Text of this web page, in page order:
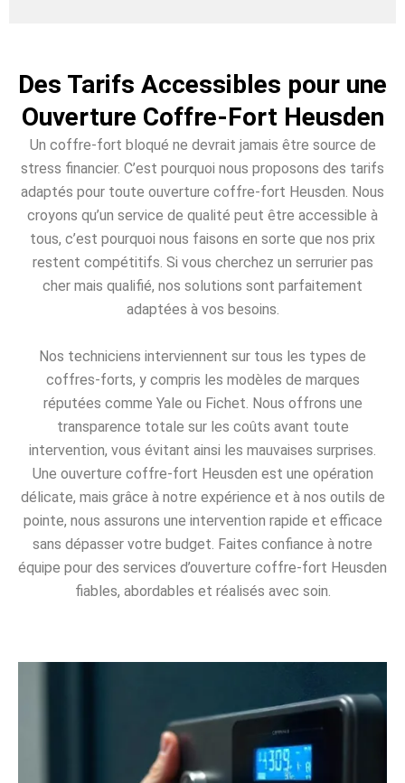
Des Tarifs Accessibles pour une
Ouverture Coffre-Fort Heusden
Un coffre-fort bloqué ne devrait jamais être source de
stress financier. C’est pourquoi nous proposons des tarifs
adaptés pour toute ouverture coffre-fort Heusden. Nous
croyons qu’un service de qualité peut être accessible à
tous, c’est pourquoi nous faisons en sorte que nos prix
restent compétitifs. Si vous cherchez un serrurier pas
cher mais qualifié, nos solutions sont parfaitement
adaptées à vos besoins.
Nos techniciens interviennent sur tous les types de
coffres-forts, y compris les modèles de marques
réputées comme Yale ou Fichet. Nous offrons une
transparence totale sur les coûts avant toute
intervention, vous évitant ainsi les mauvaises surprises.
Une ouverture coffre-fort Heusden est une opération
délicate, mais grâce à notre expérience et à nos outils de
pointe, nous assurons une intervention rapide et efficace
sans dépasser votre budget. Faites confiance à notre
équipe pour des services d’ouverture coffre-fort Heusden
fiables, abordables et réalisés avec soin.